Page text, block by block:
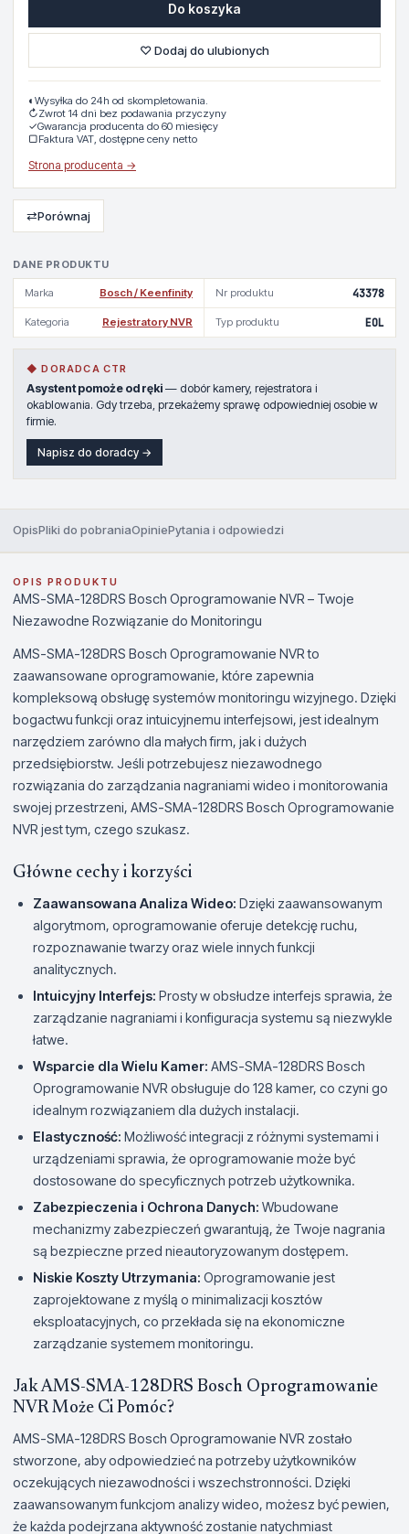
DANE PRODUKTU
Marka Bosch / Keenfinity Nr produktu 43378
Kategoria Rejestratory NVR Typ produktu EOL
◆ DORADCA CTR
Asystent pomoże od ręki — dobór kamery, rejestratora i
okablowania. Gdy trzeba, przekażemy sprawę odpowiedniej osobie w
firmie.
Napisz do doradcy →
Do koszyka
♡ Dodaj do ulubionych
◐ Wysyłka do 24h od skompletowania.
↻Zwrot 14 dni bez podawania przyczyny
✓Gwarancja producenta do 60 miesięcy
▢Faktura VAT, dostępne ceny netto
Strona producenta →
⇄Porównaj
OpisPliki do pobraniaOpiniePytania i odpowiedzi
OPIS PRODUKTU
AMS-SMA-128DRS Bosch Oprogramowanie NVR – Twoje
Niezawodne Rozwiązanie do Monitoringu
AMS-SMA-128DRS Bosch Oprogramowanie NVR to
zaawansowane oprogramowanie, które zapewnia
kompleksową obsługę systemów monitoringu wizyjnego. Dzięki
bogactwu funkcji oraz intuicyjnemu interfejsowi, jest idealnym
narzędziem zarówno dla małych firm, jak i dużych
przedsiębiorstw. Jeśli potrzebujesz niezawodnego
rozwiązania do zarządzania nagraniami wideo i monitorowania
swojej przestrzeni, AMS-SMA-128DRS Bosch Oprogramowanie
NVR jest tym, czego szukasz.
Główne cechy i korzyści
Zaawansowana Analiza Wideo: Dzięki zaawansowanym
algorytmom, oprogramowanie oferuje detekcję ruchu,
rozpoznawanie twarzy oraz wiele innych funkcji
analitycznych.
Intuicyjny Interfejs: Prosty w obsłudze interfejs sprawia, że
zarządzanie nagraniami i konfiguracja systemu są niezwykle
łatwe.
Wsparcie dla Wielu Kamer: AMS-SMA-128DRS Bosch
Oprogramowanie NVR obsługuje do 128 kamer, co czyni go
idealnym rozwiązaniem dla dużych instalacji.
Elastyczność: Możliwość integracji z różnymi systemami i
urządzeniami sprawia, że oprogramowanie może być
dostosowane do specyficznych potrzeb użytkownika.
Zabezpieczenia i Ochrona Danych: Wbudowane
mechanizmy zabezpieczeń gwarantują, że Twoje nagrania
są bezpieczne przed nieautoryzowanym dostępem.
Niskie Koszty Utrzymania: Oprogramowanie jest
zaprojektowane z myślą o minimalizacji kosztów
eksploatacyjnych, co przekłada się na ekonomiczne
zarządzanie systemem monitoringu.
Jak AMS-SMA-128DRS Bosch Oprogramowanie
NVR Może Ci Pomóc?
AMS-SMA-128DRS Bosch Oprogramowanie NVR zostało
stworzone, aby odpowiedzieć na potrzeby użytkowników
oczekujących niezawodności i wszechstronności. Dzięki
zaawansowanym funkcjom analizy wideo, możesz być pewien,
że każda podejrzana aktywność zostanie natychmiast